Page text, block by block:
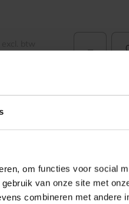
om functies voor social
van onze site met
combineren met andere
-
excl. btw -